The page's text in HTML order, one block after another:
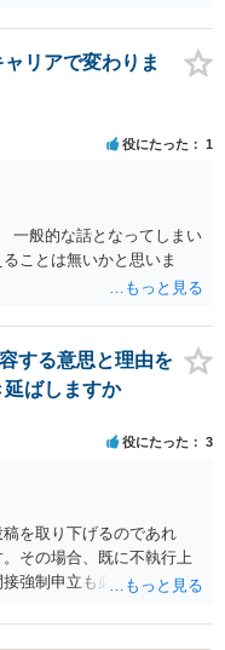
リアで変わりま
役にたった 1
一般的な話となってしまい
ことは無いかと思いま
する意思と理由を
ばしますか
役にたった 3
を取り下げるのであれ
その場合、既に不執行上
強制申立も必要なので）